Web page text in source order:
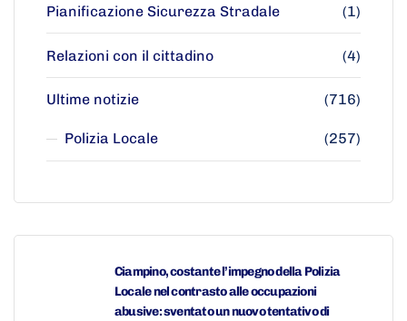
Pianificazione Sicurezza Stradale (1)
Relazioni con il cittadino (4)
Ultime notizie (716)
Polizia Locale (257)
Ciampino, costante l’impegno della Polizia
Locale nel contrasto alle occupazioni
abusive: sventato un nuovo tentativo di